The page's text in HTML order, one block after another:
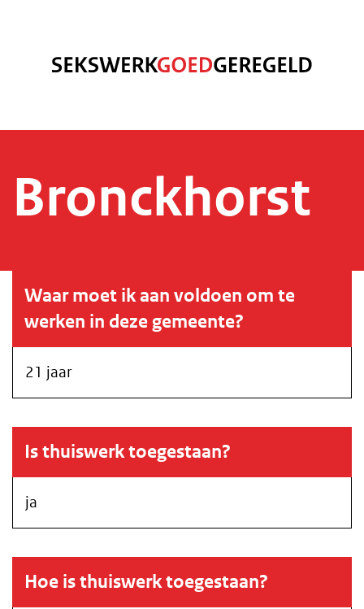
Bronckhorst
Waar moet ik aan voldoen om te
werken in deze gemeente?
21 jaar
Is thuiswerk toegestaan?
ja
Hoe is thuiswerk toegestaan?